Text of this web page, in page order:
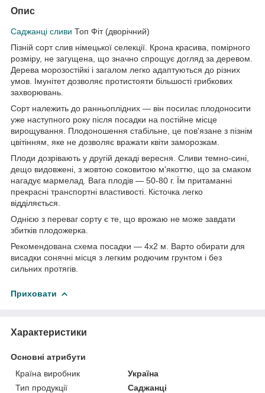
Опис
Саджанці сливи Топ Фіт (дворічний)
Пізній сорт слив німецької селекції. Крона красива, помірного
розміру, не загущена, що значно спрощує догляд за деревом.
Дерева морозостійкі і загалом легко адаптуються до різних
умов. Імунітет дозволяє протистояти більшості грибкових
захворювань.
Сорт належить до ранньоплідних — він посилає плодоносити
уже наступного року після посадки на постійне місце
вирощування. Плодоношення стабільне, це пов'язане з пізнім
цвітінням, яке не дозволяє вражати квіти заморозкам.
Плоди дозрівають у другій декаді вересня. Сливи темно-сині,
дещо видовжені, з жовтою соковитою м'якоттю, що за смаком
нагадує мармелад. Вага плодів — 50-80 г. Їм притаманні
прекрасні транспортні властивості. Кісточка легко
відділяється.
Однією з переваг сорту є те, що врожаю не може завдати
збитків плодожерка.
Рекомендована схема посадки — 4х2 м. Варто обирати для
висадки сонячні місця з легким родючим грунтом і без
сильних протягів.
Приховати
Характеристики
Основні атрибути
Країна виробник
Україна
Тип продукції
Саджанці